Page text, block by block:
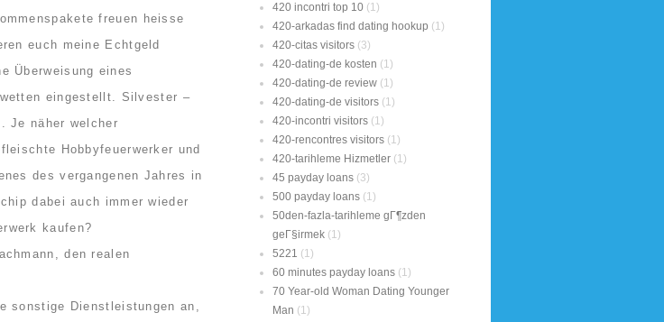
freuen heisse
euch meine Echtgeld
Überweisung eines
eingestellt. Silvester –
Je näher welcher
Hobbyfeuerwerker und
des vergangenen Jahres in
dabei auch immer wieder
kaufen?
den realen
sonstige Dienstleistungen an,
420 incontri top 10 (1)
420-arkadas find dating hookup (1)
420-citas visitors (3)
420-dating-de kosten (1)
420-dating-de review (1)
420-dating-de visitors (1)
420-incontri visitors (1)
420-rencontres visitors (1)
420-tarihleme Hizmetler (1)
45 payday loans (3)
500 payday loans (1)
50den-fazla-tarihleme gГ¶zden
geГ§irmek (1)
5221 (1)
60 minutes payday loans (1)
70 Year-old Woman Dating Younger
Man (1)